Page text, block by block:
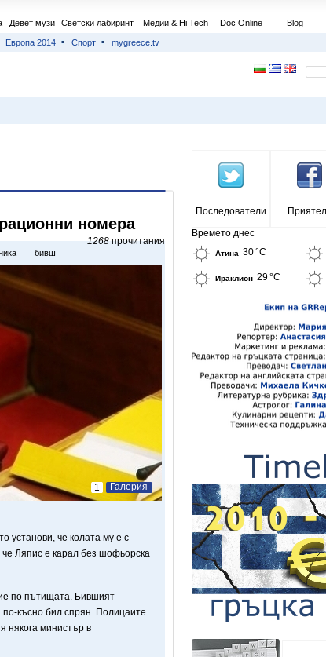
Девет музи Светски лабиринт Медии & Hi Tech Doc Online Blog
Европа 2014 Спорт mygreece.tv
номера
1268 прочитания
Галерия
1
установи, че колата му е с
Ляпис е карал без шофьорска
по пътищата. Бившият
късно бил спрян. Полицаите
някога министър в
бивш
Последователи
Времето днес
Атина 30 °C
Ираклион 29 °C